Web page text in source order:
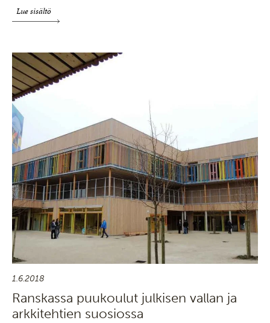
Lue sisältö
1.6.2018
Ranskassa puukoulut julkisen vallan ja
arkkitehtien suosiossa